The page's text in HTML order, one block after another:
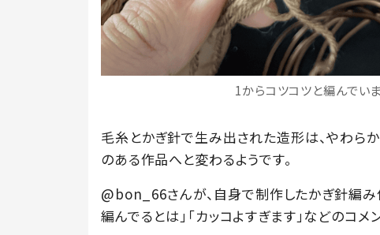
1からコツコツと編んでい
毛糸とかぎ針で生み出された造形は、やわら
のある作品へと変わるようです。
@bon_66さんが、自身で制作したかぎ針編み
編んでるとは」「カッコよすぎます」などのコメ